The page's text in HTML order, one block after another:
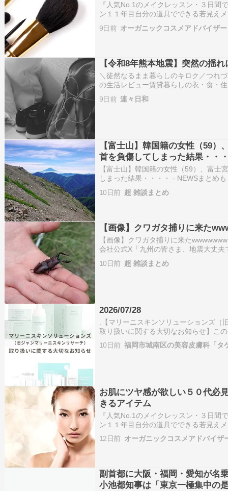
『人気No.1のメイクレッスン・３日間
ン１１年目自分の道具でできる若見え
村あかねです。私のプロフィールプラ
お申込み時…ameblo.jp『パーソナルカ
9日前 オーガニックコスメアドバイザ
【令和8年熊本地震】突然の揺
＼徒然なるまま暮らしのキロク／つれ
の生活レビュー賃貸暮らしの衣・食・
メ大好き！carsonです心地よい衣食住
ォローしてね。お待ちしてます最近の
9日前 連々日和
【富士山】韓国籍の女性（59）
首を負傷してしまった結果・・
【富士山】韓国籍の女性（59）、富士
しまった結果・・・・ - NEWSまとめ
ス】熊本の次は中国で大地震！！！あ
だけど部下に口を滑らせてしまったふ
10日前 超 雑談まとめ
【画像】クワガタ捕りに来た
【画像】クワガタ捕りに来た
会社公式X「九州の皆さま、地震大丈
ました。」←これ・・・・・(※画像あ
す子「日曜日、発表がございます」ネ
10日前 超 雑談まとめ
2026/07/28
.【マリーニスキンソリューションズ
取り扱いに関する大切なお知らせ】こ
庫がなくなり次第、取り扱いを終了す
め、在庫限りで販売終了となる可能性
10日前 福岡市城南区の美容皮膚科「タ
お肌にツヤ感が欲しい５０代必
きるアイテム
『人気No.1のメイクレッスン・３日間
ン１１年目自分の道具でできる若見え
村あかねです。私のプロフィールプラ
お申込み時…ameblo.jp『パーソナルカ
12日前 オーガニックコスメアドバイザ
副首都に大阪・福岡・愛知が名
小池都知事は「東京一極集中の